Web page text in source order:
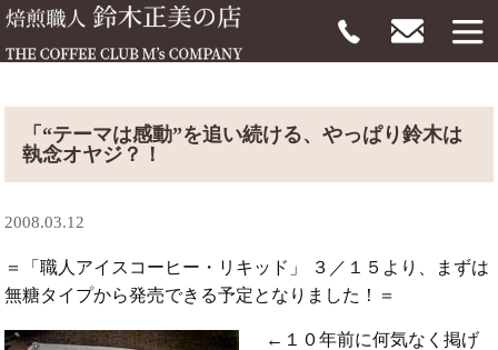
「“テーマは感動”を追い続ける、やっぱり鈴木は
執念オヤジ？！
2008.03.12
＝「職人アイスコーヒー・リキッド」 ３／１５より、まずは
無糖タイプから発売できる予定となりました！＝
←１０年前に何気なく掲げ